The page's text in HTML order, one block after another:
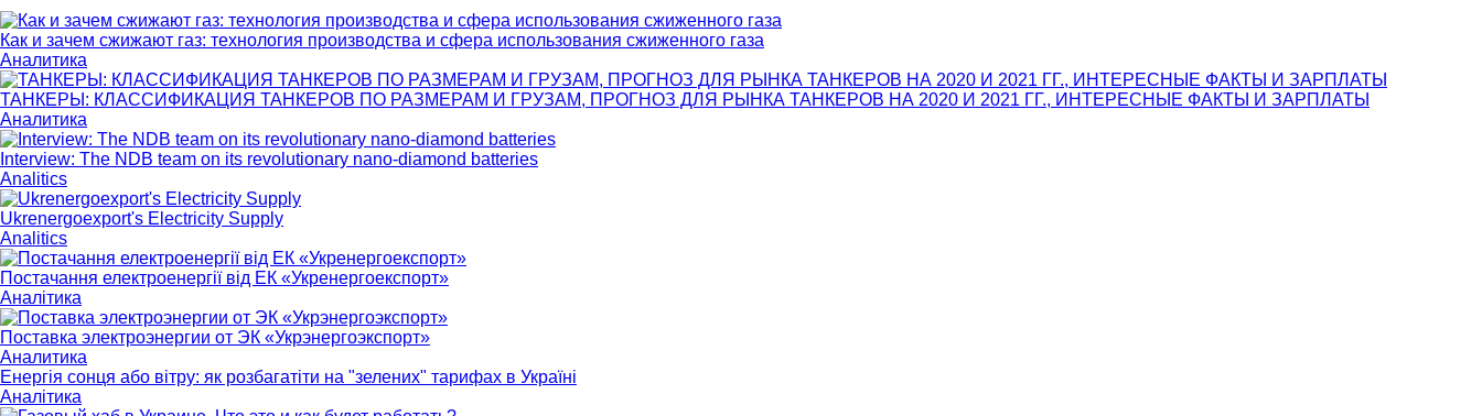
Как и зачем сжижают газ: технология производства и сфера использования сжиженного газа
Аналитика
ТАНКЕРЫ: КЛАССИФИКАЦИЯ ТАНКЕРОВ ПО РАЗМЕРАМ И ГРУЗАМ, ПРОГНОЗ ДЛЯ РЫНКА ТАНКЕРОВ НА 2020 И 2021 ГГ., ИНТЕРЕСНЫЕ ФАКТЫ И ЗАРПЛАТЫ
Аналитика
Interview: The NDB team on its revolutionary nano-diamond batteries
Analitics
Ukrenergoexport's Electricity Supply
Analitics
Постачання електроенергії від ЕК «Укренергоекспорт»
Аналітика
Поставка электроэнергии от ЭК «Укрэнергоэкспорт»
Аналитика
Енергія сонця або вітру: як розбагатіти на "зелених" тарифах в Україні
Аналітика